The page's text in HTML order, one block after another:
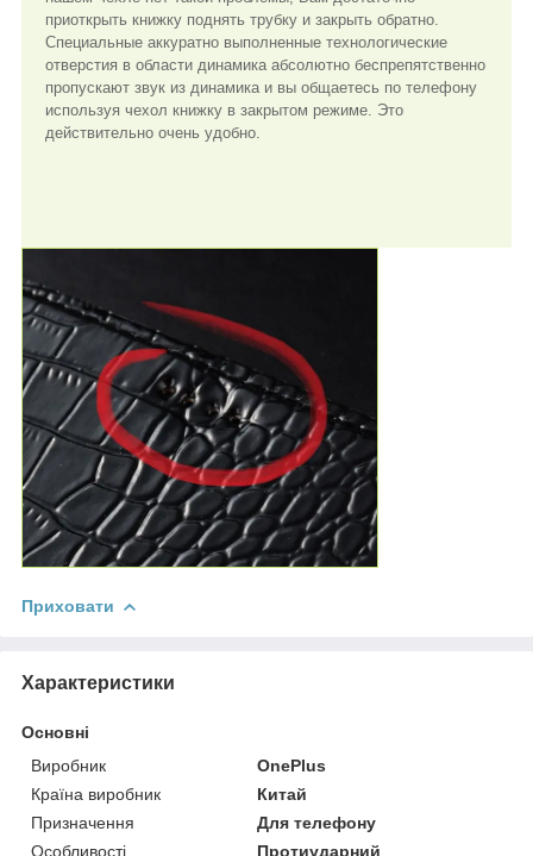
приоткрыть книжку поднять трубку и закрыть обратно.
Специальные аккуратно выполненные технологические
отверстия в области динамика абсолютно беспрепятственно
пропускают звук из динамика и вы общаетесь по телефону
используя чехол книжку в закрытом режиме. Это
действительно очень удобно.
Приховати
Характеристики
Основні
Виробник
OnePlus
Країна виробник
Китай
Призначення
Для телефону
Особливості
Протиударний